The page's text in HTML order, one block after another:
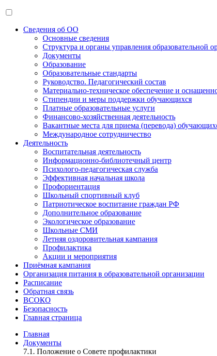
Сведения об ОО
Основные сведения
Структура и органы управления образовательной
Документы
Образование
Образовательные стандарты
Руководство. Педагогический состав
Материально-техническое обеспечение и
Стипендии и меры поддержки обучающихся
Платные образовательные услуги
Финансово-хозяйственная деятельность
Вакантные места для приема (перевода)
Международное сотрудничество
Деятельность
Воспитательная деятельность
Информационно-библиотечный центр
Психолого-педагогическая служба
Эффективная начальная школа
Профориентация
Школьный спортивный клуб
Патриотическое воспитание граждан РФ
Дополнительное образование
Экологическое образование
Школьные СМИ
Летняя оздоровительная кампания
Профилактика
Акции и мероприятия
Приёмная кампания
Организация питания в образовательной организации
Расписание
Обратная связь
ВСОКО
Безопасность
Главная страница
Главная
Документы
7.1. Положение о Совете профилактики